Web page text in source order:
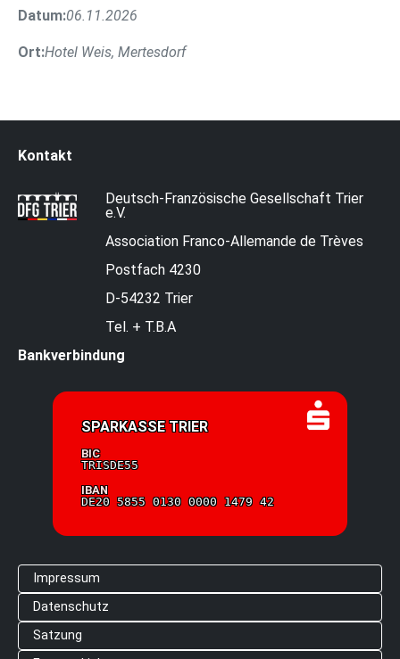
Datum:06.11.2026
Ort:Hotel Weis, Mertesdorf
Kontakt
Deutsch-Französische Gesellschaft Trier
e.V.
Association Franco-Allemande de Trèves
Postfach 4230
D-54232 Trier
Tel. + T.B.A
Bankverbindung
SPARKASSE TRIER
BIC
TRISDE55
IBAN
DE20 5855 0130 0000 1479 42
Impressum
Datenschutz
Satzung